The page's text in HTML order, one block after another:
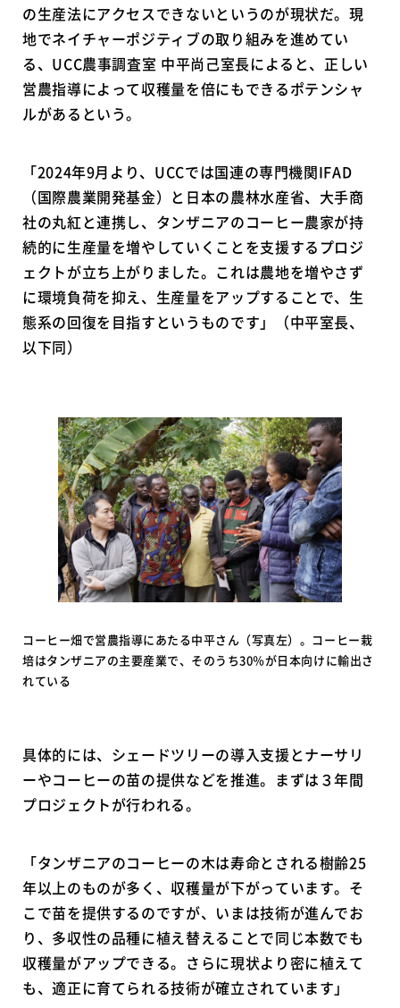
の生産法にアクセスできないというのが現状だ。現
地でネイチャーポジティブの取り組みを進めてい
る、UCC農事調査室 中平尚己室長によると、正しい
営農指導によって収穫量を倍にもできるポテンシャ
ルがあるという。
「2024年9月より、UCCでは国連の専門機関IFAD
（国際農業開発基金）と日本の農林水産省、大手商
社の丸紅と連携し、タンザニアのコーヒー農家が持
続的に生産量を増やしていくことを支援するプロジ
ェクトが立ち上がりました。これは農地を増やさず
に環境負荷を抑え、生産量をアップすることで、生
態系の回復を目指すというものです」（中平室長、
以下同）
コーヒー畑で営農指導にあたる中平さん（写真左）。コーヒー栽
培はタンザニアの主要産業で、そのうち30％が日本向けに輸出さ
れている
具体的には、シェードツリーの導入支援とナーサリ
ーやコーヒーの苗の提供などを推進。まずは３年間
プロジェクトが行われる。
「タンザニアのコーヒーの木は寿命とされる樹齢25
年以上のものが多く、収穫量が下がっています。そ
こで苗を提供するのですが、いまは技術が進んでお
り、多収性の品種に植え替えることで同じ本数でも
収穫量がアップできる。さらに現状より密に植えて
も、適正に育てられる技術が確立されています」